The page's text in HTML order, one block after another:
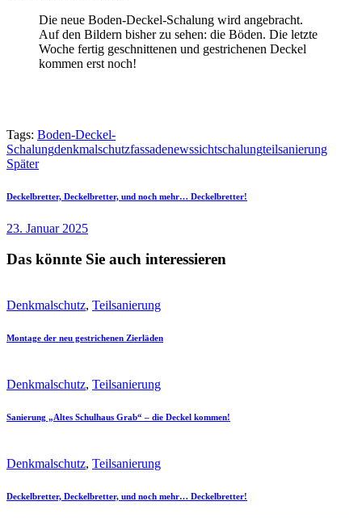
Die neue Boden-Deckel-Schalung wird angebracht.
Auf den Bildern bisher zu sehen: die Böden. Die letzte
Woche fertig geschnittenen und gestrichenen Deckel
kommen erst noch!
Tags: Boden-Deckel-
Schalungdenkmalschutzfassadenewssichtschalungteilsanierung
Auf
teilen
Auf
teilen
Per
Mail
Auf
teilen
Copy
to
Beitragsnavigation
Später
Deckelbretter, Deckelbretter, und noch mehr… Deckelbretter!
23. Januar 2025
Das könnte Sie auch interessieren
Denkmalschutz, Teilsanierung
Montage der neu gestrichenen Zierläden
Denkmalschutz, Teilsanierung
Sanierung „Altes Schulhaus Grab“ – die Deckel kommen!
Denkmalschutz, Teilsanierung
Deckelbretter, Deckelbretter, und noch mehr… Deckelbretter!